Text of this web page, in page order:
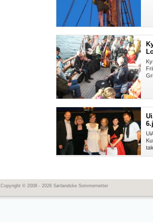
Copyright © 2008 - 2026 Sørlandske Sommernetter